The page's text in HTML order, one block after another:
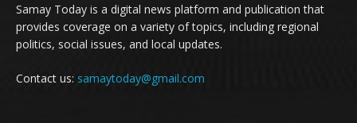
Samay Today is a digital news platform and publication that
provides coverage on a variety of topics, including regional
politics, social issues, and local updates.
Contact us: samaytoday@gmail.com